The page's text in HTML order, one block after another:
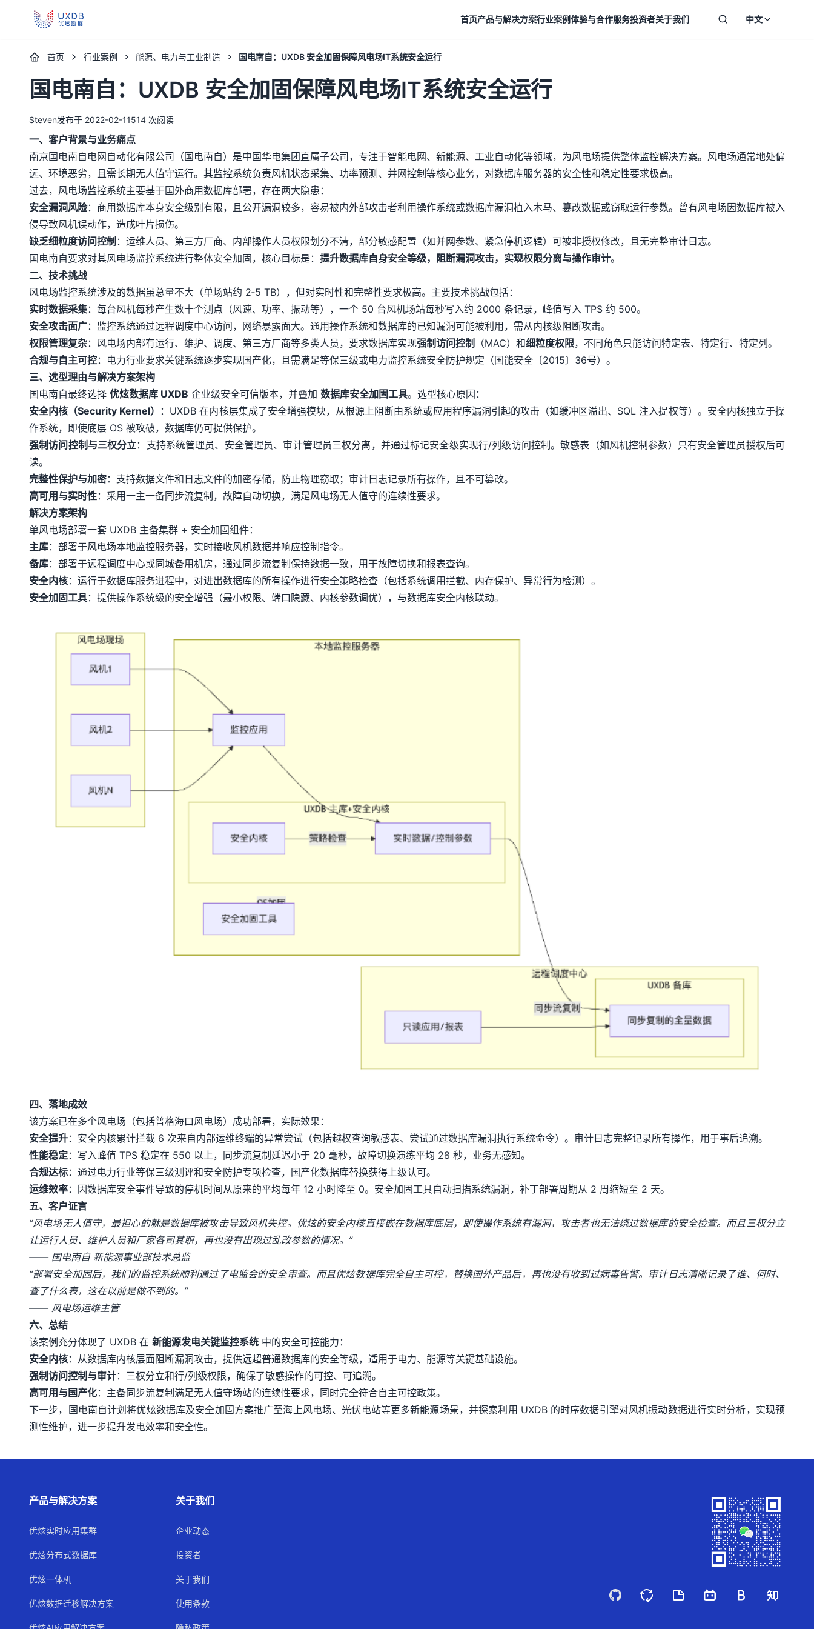
UXDB - 新一代全场景智能数据库 首页产品与解决方案行业案例体验与合作服务投资者关于我们 中文
首页 行业案例 能源、电力与工业制造 国电南自：UXDB 安全加固保障风电场IT系统安全运行
国电南自：UXDB 安全加固保障风电场IT系统安全运行
Steven发布于 2022-02-11514 次阅读
一、客户背景与业务痛点
南京国电南自电网自动化有限公司（国电南自）是中国华电集团直属子公司，专注于智能电网、新能源、工业自动化等领域，为风电场提供整体监控解决方案。风电场通常地处偏
远、环境恶劣，且需长期无人值守运行。其监控系统负责风机状态采集、功率预测、并网控制等核心业务，对数据库服务器的安全性和稳定性要求极高。
过去，风电场监控系统主要基于国外商用数据库部署，存在两大隐患：
安全漏洞风险：商用数据库本身安全级别有限，且公开漏洞较多，容易被内外部攻击者利用操作系统或数据库漏洞植入木马、篡改数据或窃取运行参数。曾有风电场因数据库被入
侵导致风机误动作，造成叶片损伤。
缺乏细粒度访问控制 ：运维人员、第三方厂商、内部操作人员权限划分不清，部分敏感配置（如并网参数、紧急停机逻辑）可被非授权修改，且无完整审计日志。
国电南自要求对其风电场监控系统进行整体安全加固，核心目标是： 提升数据库自身安全等级，阻断漏洞攻击，实现权限分离与操作审计。
二、技术挑战
风电场监控系统涉及的数据虽总量不大（单场站约 2‑5 TB），但对实时性和完整性要求极高。主要技术挑战包括：
实时数据采集：每台风机每秒产生数十个测点（风速、功率、振动等），一个 50 台风机场站每秒写入约 2000 条记录，峰值写入 TPS 约 500。
安全攻击面广：监控系统通过远程调度中心访问，网络暴露面大。通用操作系统和数据库的已知漏洞可能被利用，需从内核级阻断攻击。
权限管理复杂：风电场内部有运行、维护、调度、第三方厂商等多类人员，要求数据库实现强制访问控制 （MAC）和细粒度权限，不同角色只能访问特定表、特定行、特定列。
合规与自主可控：电力行业要求关键系统逐步实现国产化，且需满足等保三级或电力监控系统安全防护规定（国能安全〔2015〕36号）。
三、选型理由与解决方案架构
国电南自最终选择 优炫数据库 UXDB 企业级安全可信版本，并叠加 数据库安全加固工具。选型核心原因：
安全内核（Security Kernel）
：UXDB 在内核层集成了安全增强模块，从根源上阻断由系统或应用程序漏洞引起的攻击（如缓冲区溢出、SQL 注入提权等）。安全内核独立于操
作系统，即使底层 OS 被攻破，数据库仍可提供保护。
强制访问控制与三权分立：支持系统管理员、安全管理员、审计管理员三权分离，并通过标记安全级实现行/列级访问控制。敏感表（如风机控制参数）只有安全管理员授权后可
读。
完整性保护与加密：支持数据文件和日志文件的加密存储，防止物理窃取；审计日志记录所有操作，且不可篡改。
高可用与实时性：采用一主一备同步流复制，故障自动切换，满足风电场无人值守的连续性要求。
解决方案架构
单风电场部署一套 UXDB 主备集群 + 安全加固组件：
主库：部署于风电场本地监控服务器，实时接收风机数据并响应控制指令。
备库：部署于远程调度中心或同城备用机房，通过同步流复制保持数据一致，用于故障切换和报表查询。
安全内核：运行于数据库服务进程中，对进出数据库的所有操作进行安全策略检查（包括系统调用拦截、内存保护、异常行为检测）。
安全加固工具：提供操作系统级的安全增强（最小权限、端口隐藏、内核参数调优），与数据库安全内核联动。
四、落地成效
该方案已在多个风电场（包括普格海口风电场）成功部署，实际效果：
安全提升：安全内核累计拦截 6 次来自内部运维终端的异常尝试（包括越权查询敏感表、尝试通过数据库漏洞执行系统命令）。审计日志完整记录所有操作，用于事后追溯。
性能稳定：写入峰值 TPS 稳定在 550 以上，同步流复制延迟小于 20 毫秒，故障切换演练平均 28 秒，业务无感知。
合规达标：通过电力行业等保三级测评和安全防护专项检查，国产化数据库替换获得上级认可。
运维效率：因数据库安全事件导致的停机时间从原来的平均每年 12 小时降至 0。安全加固工具自动扫描系统漏洞，补丁部署周期从 2 周缩短至 2 天。
五、客户证言
“风电场无人值守，最担心的就是数据库被攻击导致风机失控。优炫的安全内核直接嵌在数据库底层，即使操作系统有漏洞，攻击者也无法绕过数据库的安全检查。而且三权分立
让运行人员、维护人员和厂家各司其职，再也没有出现过乱改参数的情况。”
—— 国电南自 新能源事业部技术总监
“部署安全加固后，我们的监控系统顺利通过了电监会的安全审查。而且优炫数据库完全自主可控，替换国外产品后，再也没有收到过病毒告警。审计日志清晰记录了谁、何时、
查了什么表，这在以前是做不到的。”
—— 风电场运维主管
六、总结
该案例充分体现了 UXDB 在 新能源发电关键监控系统 中的安全可控能力：
安全内核：从数据库内核层面阻断漏洞攻击，提供远超普通数据库的安全等级，适用于电力、能源等关键基础设施。
强制访问控制与审计：三权分立和行/列级权限，确保了敏感操作的可控、可追溯。
高可用与国产化：主备同步流复制满足无人值守场站的连续性要求，同时完全符合自主可控政策。
下一步，国电南自计划将优炫数据库及安全加固方案推广至海上风电场、光伏电站等更多新能源场景，并探索利用 UXDB 的时序数据引擎对风机振动数据进行实时分析，实现预
测性维护，进一步提升发电效率和安全性。
产品与解决方案
优炫实时应用集群
优炫分布式数据库
优炫一体机
优炫数据迁移解决方案
关于我们
企业动态
投资者
关于我们
使用条款 GitHub墨天轮 ITPUB Video 招聘 知乎